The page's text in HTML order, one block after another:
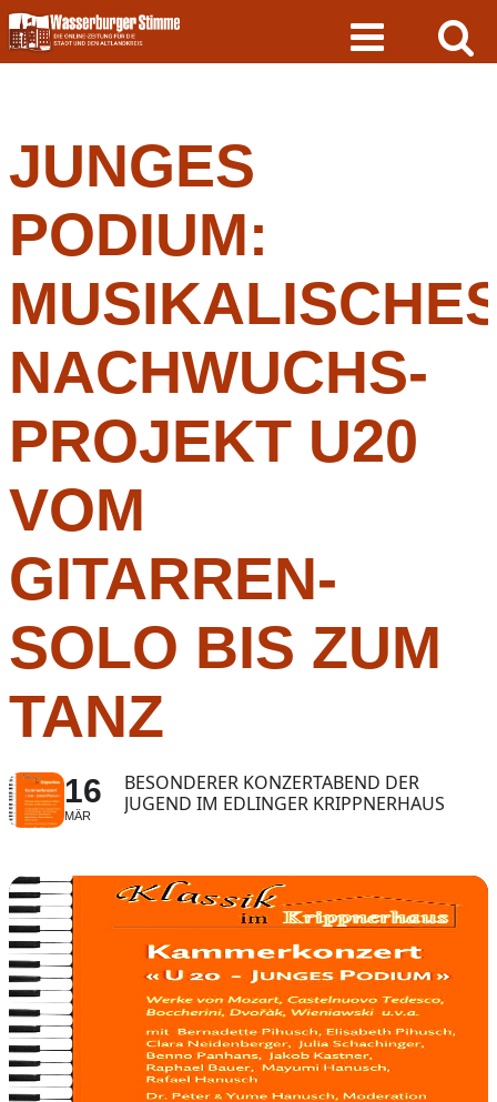
Skip
to
content
JUNGES
PODIUM:
NACHWUCHS-
PROJEKT U20
VOM
GITARREN-
SOLO BIS ZUM
TANZ
16
MÄR
BESONDERER KONZERTABEND DER
JUGEND IM EDLINGER KRIPPNERHAUS